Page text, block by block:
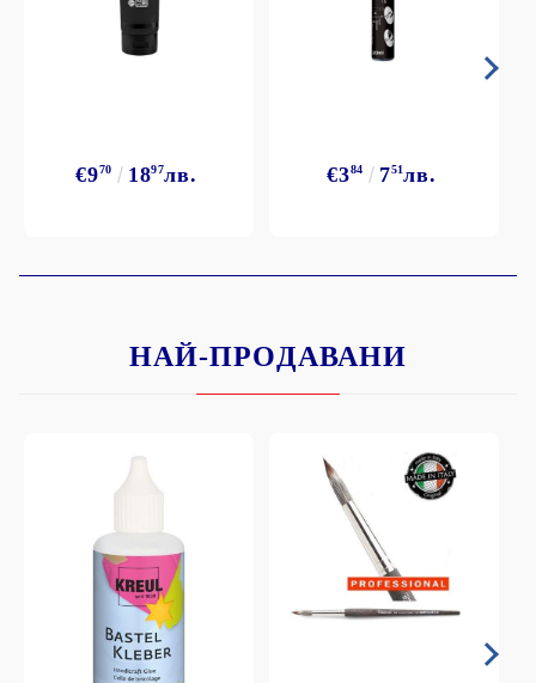
€970 1897лв. €384 751лв.
НАЙ-ПРОДАВАНИ